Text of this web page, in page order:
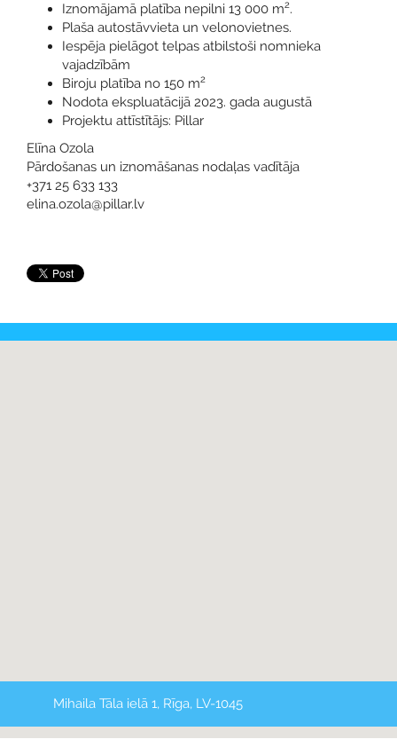
Iznomājamā platība nepilni 13 000 m2.
Plaša autostāvvieta un velonovietnes.
Iespēja pielāgot telpas atbilstoši nomnieka
vajadzībām
Biroju platība no 150 m2
Nodota ekspluatācijā 2023. gada augustā
Projektu attīstītājs: Pillar
Elīna Ozola
Pārdošanas un iznomāšanas nodaļas vadītāja
+371 25 633 133
elina.ozola@pillar.lv
Mihaila Tāla ielā 1, Rīga, LV-1045